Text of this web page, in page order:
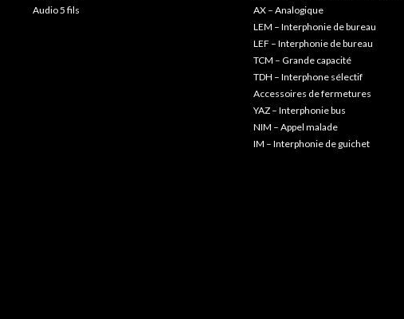
Audio 5 fils
AX – Analogique
LEM – Interphonie de bureau
LEF – Interphonie de bureau
TCM – Grande capacité
TDH – Interphone sélectif
Accessoires de fermetures
YAZ – Interphonie bus
NIM – Appel malade
IM – Interphonie de guichet